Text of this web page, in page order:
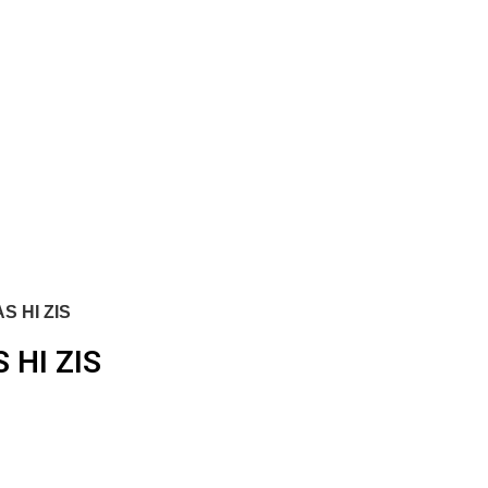
HI ZIS
HI ZIS